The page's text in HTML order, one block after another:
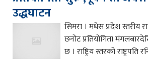
उद्धघाटन
सिमरा । मधेस प्रदेश स्तरीय
छनोट प्रतियोगिता
छ । राष्ट्रिय स्तरको राष्ट्रपति